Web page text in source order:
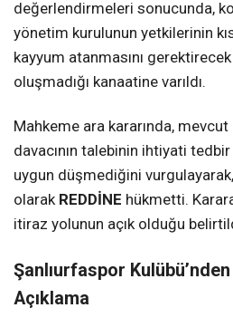
değerlendirmeleri sonucunda,
yönetim kurulunun yetkilerinin
kayyum atanmasını
oluşmadığı kanaatine varıldı.
Mahkeme ara kararında,
davacının talebinin ihtiyati
uygun düşmediğini
olarak REDDİNE hükmetti.
itiraz yolunun açık olduğu
Şanlıurfaspor
Açıklama